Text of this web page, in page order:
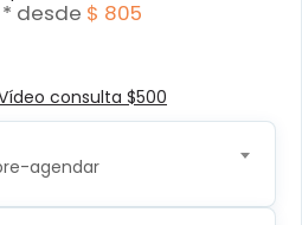
desde $ 805
consulta $500
agendar